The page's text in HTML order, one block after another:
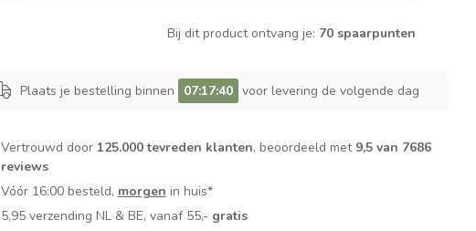
Bij dit product ontvang je: 70 spaarpunten
Plaats je bestelling binnen 07:17:39 voor levering de volgende dag
Vertrouwd door 125.000 tevreden klanten, beoordeeld met 9,5 van 7686
reviews
Vóór 16:00 besteld, morgen in huis*
5,95 verzending NL & BE, vanaf 55,- gratis